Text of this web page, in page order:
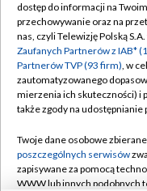
Abonament TVP
Emisja w TVP
Centrum informacji
Naziemna Telewizja
Rada Programowa
System NOS
dostęp do informacji na
przechowywanie oraz na
nas, czyli Telewizję Polską
Zaufanych Partnerów z IAB*
Partnerów TVP (93 firm), w
zautomatyzowanego
mierzenia ich skuteczności) i
także zgody na udostępnianie
Twoje dane osobowe
poszczególnych serwisów
zapisywane za pomocą
WWW lub innych podobnych